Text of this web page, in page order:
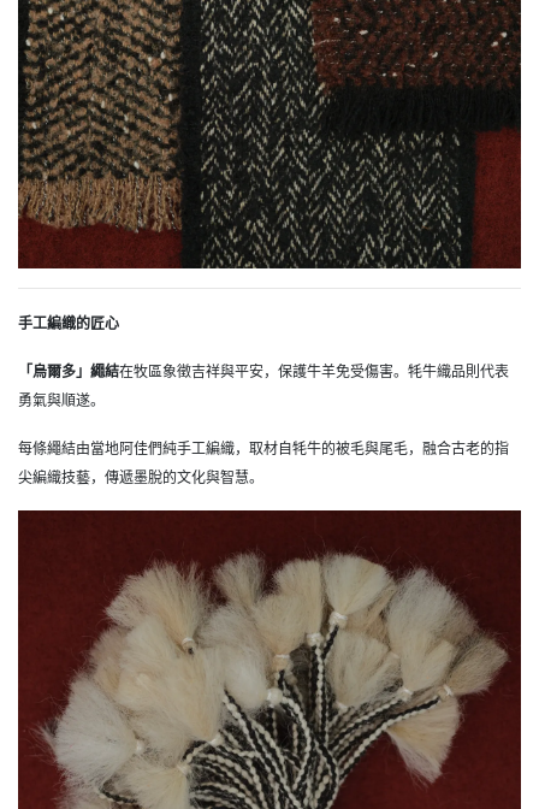
手工編織的匠心
「烏爾多」繩結在牧區象徵吉祥與平安，保護牛羊免受傷害。牦牛織品則代表
勇氣與順遂。
每條繩結由當地阿佳們純手工編織，取材自牦牛的被毛與尾毛，融合古老的指
尖編織技藝，傳遞墨脫的文化與智慧。